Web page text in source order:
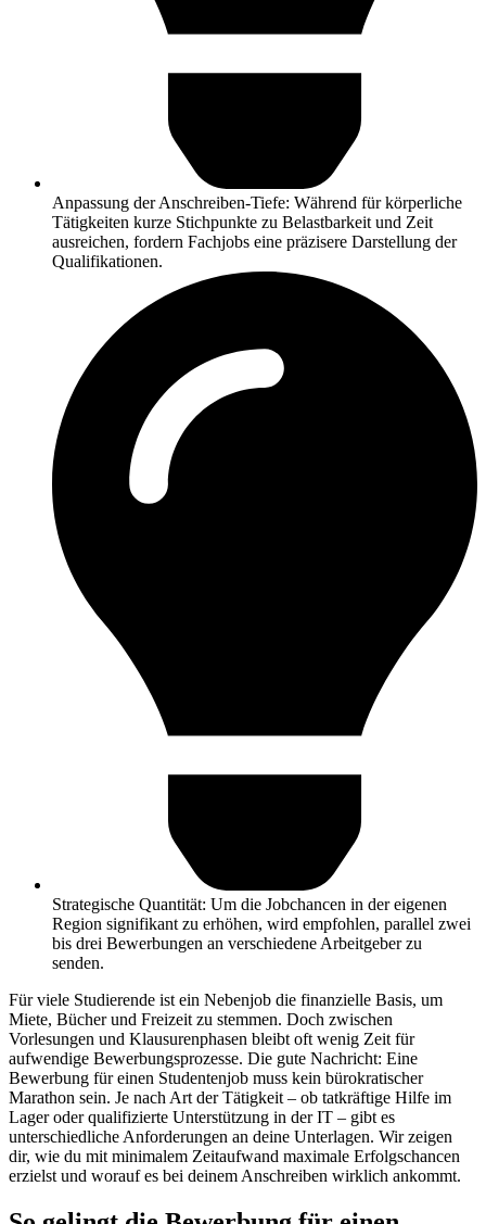
Anpassung der Anschreiben-Tiefe: Während für körperliche
Tätigkeiten kurze Stichpunkte zu Belastbarkeit und Zeit
ausreichen, fordern Fachjobs eine präzisere Darstellung der
Qualifikationen.
Strategische Quantität: Um die Jobchancen in der eigenen
Region signifikant zu erhöhen, wird empfohlen, parallel zwei
bis drei Bewerbungen an verschiedene Arbeitgeber zu
senden.
Für viele Studierende ist ein Nebenjob die finanzielle Basis, um
Miete, Bücher und Freizeit zu stemmen. Doch zwischen
Vorlesungen und Klausurenphasen bleibt oft wenig Zeit für
aufwendige Bewerbungsprozesse. Die gute Nachricht: Eine
Bewerbung für einen Studentenjob muss kein bürokratischer
Marathon sein. Je nach Art der Tätigkeit – ob tatkräftige Hilfe im
Lager oder qualifizierte Unterstützung in der IT – gibt es
unterschiedliche Anforderungen an deine Unterlagen. Wir zeigen
dir, wie du mit minimalem Zeitaufwand maximale Erfolgschancen
erzielst und worauf es bei deinem Anschreiben wirklich ankommt.